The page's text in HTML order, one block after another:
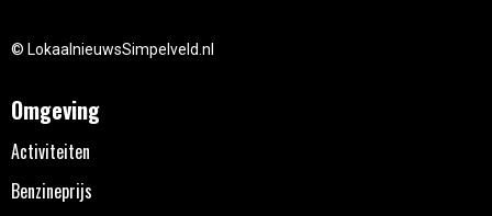
© LokaalnieuwsSimpelveld.nl
Omgeving
Activiteiten
Benzineprijs